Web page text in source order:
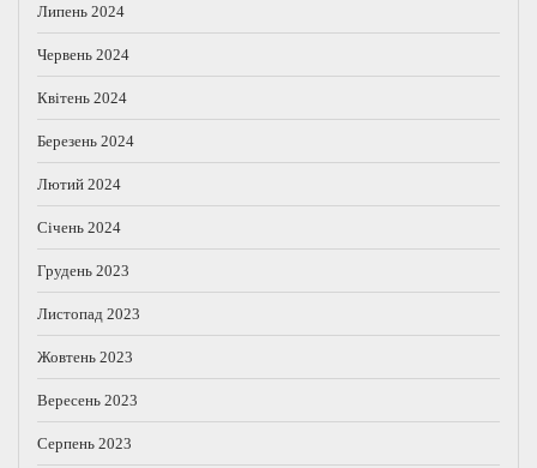
Липень 2024
Червень 2024
Квітень 2024
Березень 2024
Лютий 2024
Січень 2024
Грудень 2023
Листопад 2023
Жовтень 2023
Вересень 2023
Серпень 2023